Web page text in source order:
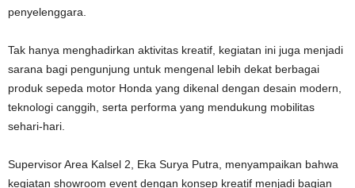
penyelenggara.
Tak hanya menghadirkan aktivitas kreatif, kegiatan ini juga menjadi
sarana bagi pengunjung untuk mengenal lebih dekat berbagai
produk sepeda motor Honda yang dikenal dengan desain modern,
teknologi canggih, serta performa yang mendukung mobilitas
sehari-hari.
Supervisor Area Kalsel 2, Eka Surya Putra, menyampaikan bahwa
kegiatan showroom event dengan konsep kreatif menjadi bagian